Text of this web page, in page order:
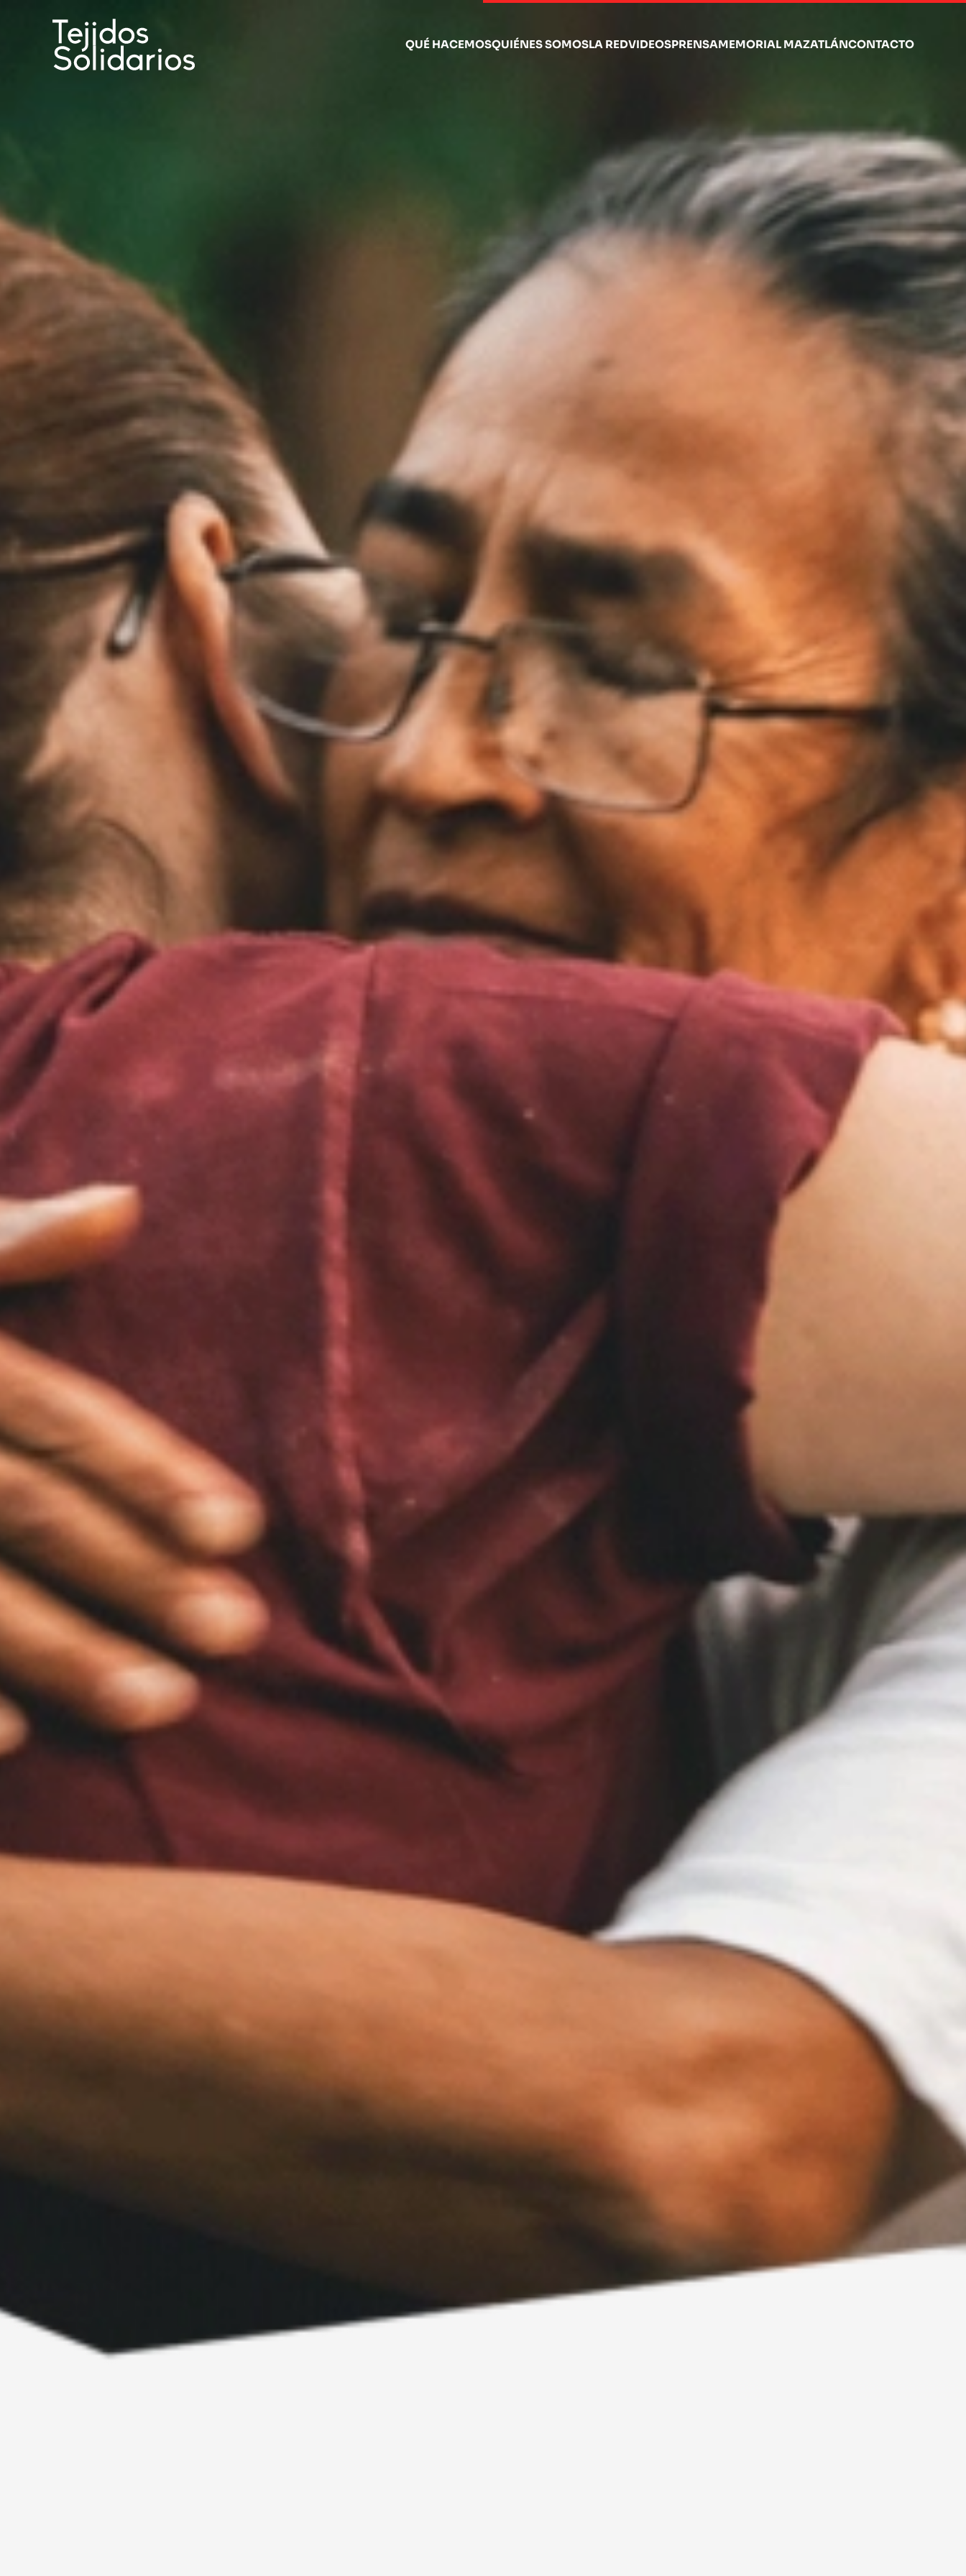
QUÉ HACEMOSQUIÉNES SOMOSLA REDVIDEOSPRENSAMEMORIAL MAZATLÁNCONTACTO